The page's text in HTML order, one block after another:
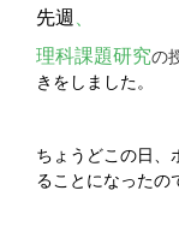
先週、
理科課題研究の
きをしました。
ちょうどこの日、
ることになったの